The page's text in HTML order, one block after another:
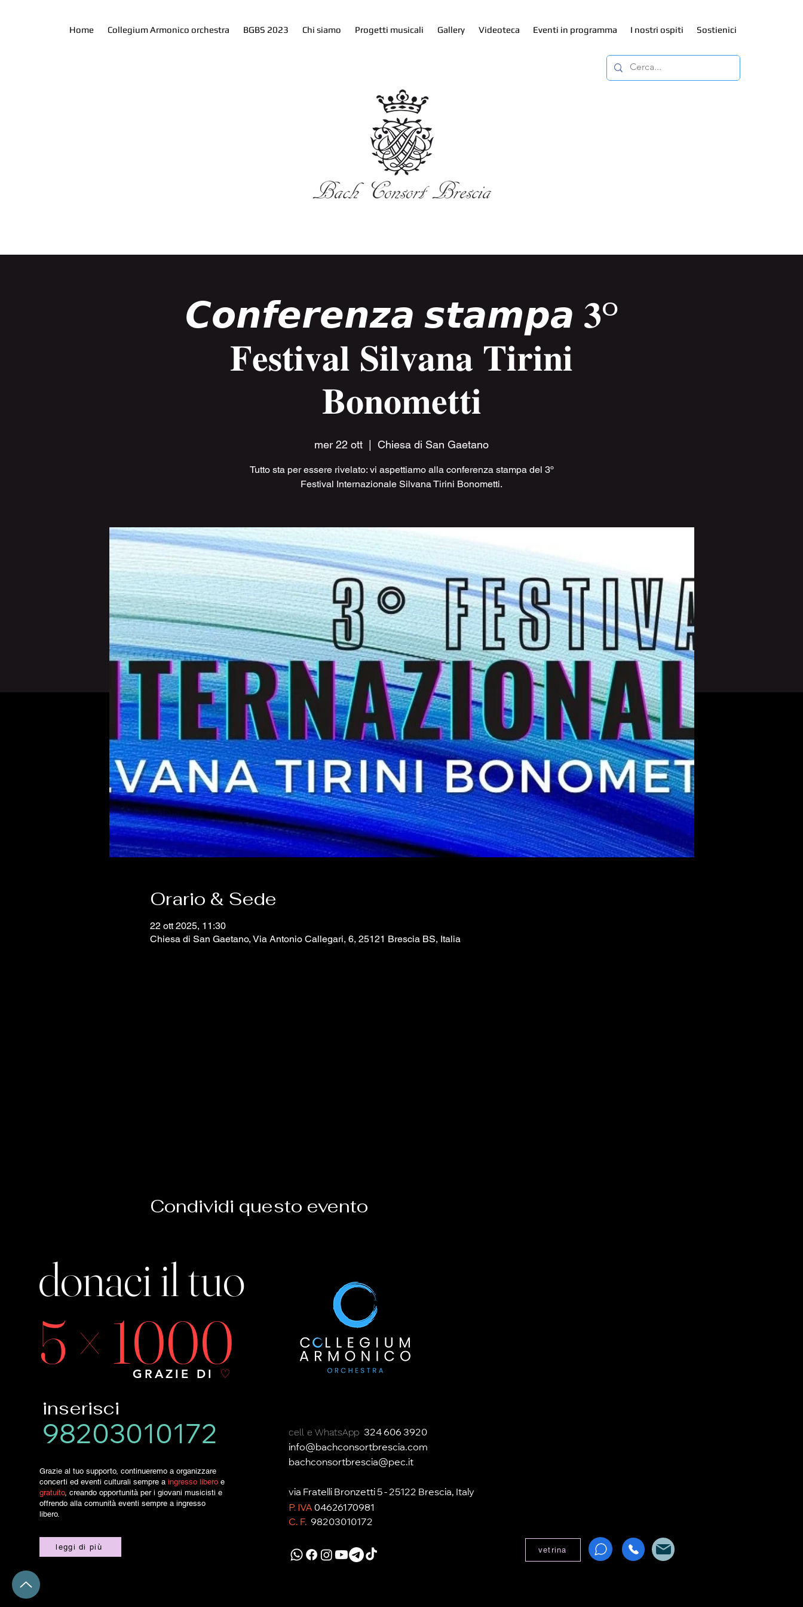
Home Collegium Armonico orchestra BGBS 2023 Chi siamo Progetti musicali Gallery Videoteca Eventi in programma I nostri ospiti Sostienici
𝘾𝙤𝙣𝙛𝙚𝙧𝙚𝙣𝙯𝙖 𝙨𝙩𝙖𝙢𝙥𝙖 𝟑º
𝐅𝐞𝐬𝐭𝐢𝐯𝐚𝐥 𝐒𝐢𝐥𝐯𝐚𝐧𝐚 𝐓𝐢𝐫𝐢𝐧𝐢
𝐁𝐨𝐧𝐨𝐦𝐞𝐭𝐭𝐢
mer 22 ott Chiesa di San Gaetano
Tutto sta per essere rivelato: vi aspettiamo alla conferenza stampa del 3º
Festival Internazionale Silvana Tirini Bonometti.
Orario & Sede
22 ott 2025, 11:30
Chiesa di San Gaetano, Via Antonio Callegari, 6, 25121 Brescia BS, Italia
Condividi questo evento
Scarica
donaci il tuo
5 × 1000
GRAZIE DI ♡
inserisci
98203010172
Grazie al tuo supporto, continueremo a organizzare
concerti ed eventi culturali sempre aingresso libero e
gratuito, creando opportunità per i giovani musicisti e
offrendo alla comunità eventi sempre a ingresso
libero.
leggi di più
cell e WhatsApp 324 606 3920
info@bachconsortbrescia.com
bachconsortbrescia@pec.it
via Fratelli Bronzetti 5 - 25122 Brescia, Italy
P. IVA 04626170981
C. F. 98203010172
vetrina